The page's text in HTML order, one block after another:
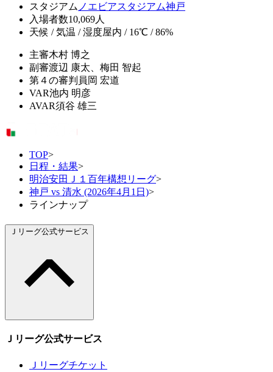
スタジアム ノエビアスタジアム神戸
入場者数10,069人
天候 / 気温 / 湿度屋内 / 16℃ / 86%
主審木村 博之
副審渡辺 康太、梅田 智起
第４の審判員 岡 宏道
VAR池内 明彦
AVAR須谷 雄三
TOP>
日程・結果>
明治安田Ｊ１百年構想リーグ>
神戸 vs 清水 (2026年4月1日)>
ラインナップ
Ｊリーグ公式サービス
Ｊリーグ公式サービス
Ｊリーグチケット